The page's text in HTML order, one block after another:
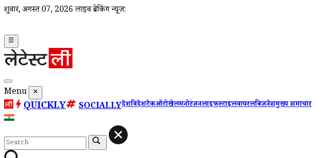
शुक्रवार, अगस्त 07, 2026 लाइव ब्रेकिंग न्यूज़:
☰
Menu ✕
QUICKLY SOCIALLYदेशविदेशटेकऑटोखेलमनोरंजनलाइफस्टाइलवायरलबिजनेसमुख्य समाचार